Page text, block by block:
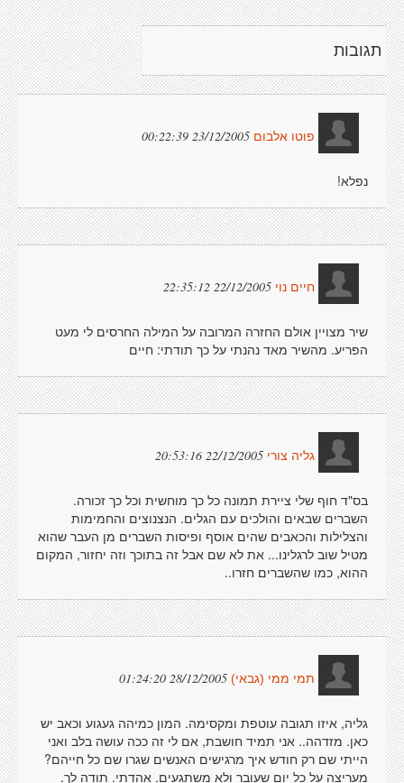
תגובות
פוטו אלבום 23/12/2005 00:22:39
נפלא!
חיים נוי 22/12/2005 22:35:12
שיר מצויין אולם החזרה המרובה על המילה החרסים לי מעט
הפריע. מהשיר מאד נהנתי על כך תודתי: חיים
גליה צורי 22/12/2005 20:53:16
בס"ד חוף שלי ציירת תמונה כל כך מוחשית וכל כך זכורה.
השברים שבאים והולכים עם הגלים. הנצנוצים והחמימות
והצלילות והכאבים שהים אוסף ופיסות השברים מן העבר שהוא
מטיל שוב לרגלינו... את לא שם אבל זה בתוכך וזה יחזור, המקום
ההוא, כמו שהשברים חזרו..
תמי ממי (גבאי) 28/12/2005 01:24:20
גליה, איזו תגובה עוטפת ומקסימה. המון כמיהה געגוע וכאב יש
כאן. מזדהה.. אני תמיד חושבת, אם לי זה ככה עושה בלב ואני
הייתי שם רק חודש איך מרגישים האנשים שגרו שם כל חייהם?
מעריצה על כל יום שעובר ולא משתגעים. אהדתי. תודה לך.